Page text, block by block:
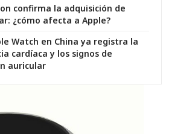
confirma la adquisición de
¿cómo afecta a Apple?
Watch en China ya registra la
cardíaca y los signos de
auricular